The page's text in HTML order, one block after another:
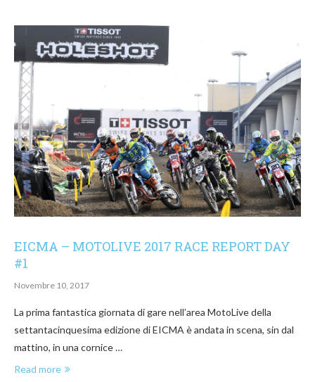
EICMA – MOTOLIVE 2017 RACE REPORT DAY
#1
Novembre 10, 2017
La prima fantastica giornata di gare nell’area MotoLive della
settantacinquesima edizione di EICMA è andata in scena, sin dal
mattino, in una cornice …
Read more